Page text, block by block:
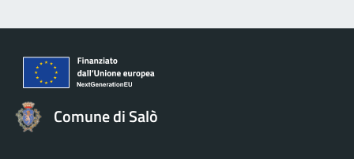
Comune di Salò